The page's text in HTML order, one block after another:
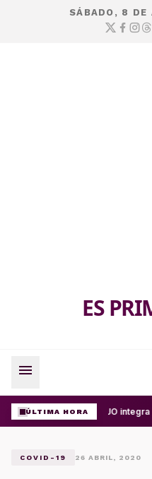
SÁBADO, 8 DE
ES
menu
ÚLTIMA HORAUABJO integra
COVID-19 26 ABRIL, 2020